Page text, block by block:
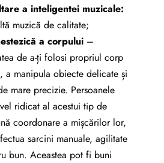
a inteligentei muzicale:
muzică de calitate;
ă a corpului –
de a-ți folosi propriul corp
a manipula obiecte delicate și
mare precizie. Persoanele
ridicat al acestui tip de
coordonare a mișcărilor lor,
sarcini manuale, agilitate
bun. Aceastea pot fi buni